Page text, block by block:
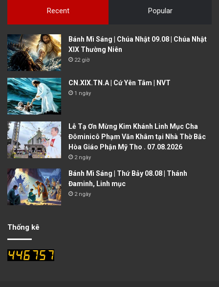
Recent Popular
Bánh Mì Sáng | Chúa Nhật 09.08 | Chúa Nhật
XIX Thường Niên
22 giờ
CN.XIX.TN.A | Cứ Yên Tâm | NVT
1 ngày
Lễ Tạ Ơn Mừng Kim Khánh Linh Mục Cha
Đôminicô Phạm Văn Khâm tại Nhà Thờ Bắc
Hòa Giáo Phận Mỹ Tho . 07.08.2026
2 ngày
Bánh Mì Sáng | Thứ Bảy 08.08 | Thánh
Đaminh, Linh mục
2 ngày
Thống kê